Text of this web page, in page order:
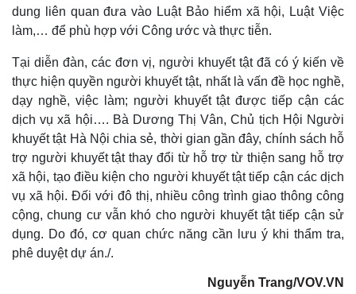
Ô tô - Xe máy
dung liên quan đưa vào Luật Bảo hiểm xã hội, Luật Việc
làm,… để phù hợp với Công ước và thực tiễn.
Tại diễn đàn, các đơn vị, người khuyết tật đã có ý kiến về
thực hiện quyền người khuyết tật, nhất là vấn đề học nghề,
dạy nghề, việc làm; người khuyết tật được tiếp cận các
dịch vụ xã hội…. Bà Dương Thị Vân, Chủ tịch Hội Người
khuyết tật Hà Nội chia sẻ, thời gian gần đây, chính sách hỗ
trợ người khuyết tật thay đổi từ hỗ trợ từ thiện sang hỗ trợ
xã hội, tạo điều kiện cho người khuyết tật tiếp cận các dịch
vụ xã hội. Đối với đô thị, nhiều công trình giao thông công
cộng, chung cư vẫn khó cho người khuyết tật tiếp cận sử
dụng. Do đó, cơ quan chức năng cần lưu ý khi thẩm tra,
phê duyệt dự án./.
Nguyễn Trang/VOV.VN